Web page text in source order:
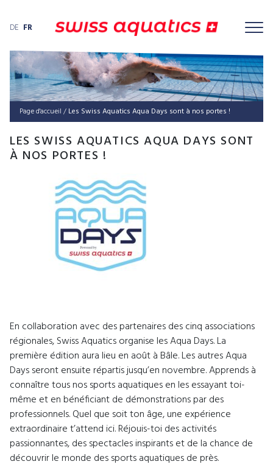
DE FR
Page d'accueil / Les Swiss Aquatics Aqua Days sont à nos portes !
LES SWISS AQUATICS AQUA DAYS SONT
À NOS PORTES !
En collaboration avec des partenaires des cinq associations
régionales, Swiss Aquatics organise les Aqua Days. La
première édition aura lieu en août à Bâle. Les autres Aqua
Days seront ensuite répartis jusqu’en novembre. Apprends à
connaître tous nos sports aquatiques en les essayant toi-
même et en bénéficiant de démonstrations par des
professionnels. Quel que soit ton âge, une expérience
extraordinaire t’attend ici. Réjouis-toi des activités
passionnantes, des spectacles inspirants et de la chance de
découvrir le monde des sports aquatiques de près.